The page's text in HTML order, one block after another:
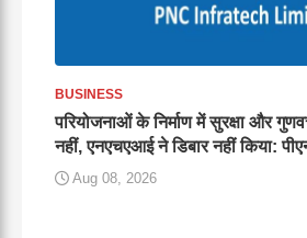
BUSINESS
परियोजनाओं के निर्माण में सुरक्षा और
नहीं, एनएचएआई ने डिबार नहीं किया:
Aug 08, 2026